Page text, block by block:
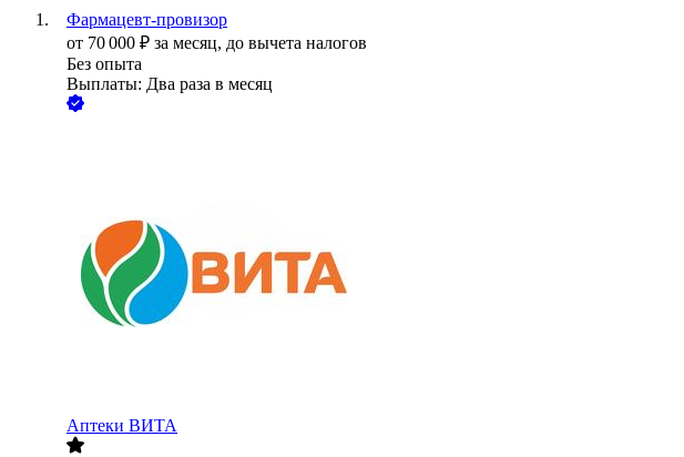
Фармацевт-провизор
от 70 000 ₽ за месяц, до вычета налогов
Без опыта
Выплаты: Два раза в месяц
Аптеки ВИТА